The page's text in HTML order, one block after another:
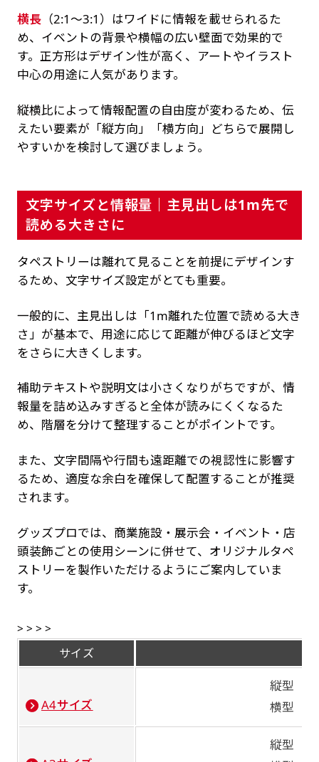
横長（2:1〜3:1）はワイドに情報を載せられるた
め、イベントの背景や横幅の広い壁面で効果的で
す。正方形はデザイン性が高く、アートやイラスト
中心の用途に人気があります。
縦横比によって情報配置の自由度が変わるため、伝
えたい要素が「縦方向」「横方向」どちらで展開し
やすいかを検討して選びましょう。
文字サイズと情報量｜主見出しは1m先で
読める大きさに
タペストリーは離れて見ることを前提にデザインす
るため、文字サイズ設定がとても重要。
一般的に、主見出しは「1m離れた位置で読める大き
さ」が基本で、用途に応じて距離が伸びるほど文字
をさらに大きくします。
補助テキストや説明文は小さくなりがちですが、情
報量を詰め込みすぎると全体が読みにくくなるた
め、階層を分けて整理することがポイントです。
また、文字間隔や行間も遠距離での視認性に影響す
るため、適度な余白を確保して配置することが推奨
されます。
グッズプロでは、商業施設・展示会・イベント・店
頭装飾ごとの使用シーンに併せて、オリジナルタペ
ストリーを製作いただけるようにご案内していま
す。
> > > >
サイズ
A4サイズ
縦型（
横型（
縦型（